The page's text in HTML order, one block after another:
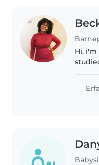
Hi,
and
for a